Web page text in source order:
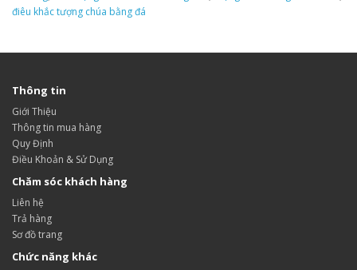
điêu khắc tượng chúa bằng đá
Thông tin
Giới Thiệu
Thông tin mua hàng
Quy Định
Điều Khoản & Sử Dụng
Chăm sóc khách hàng
Liên hệ
Trả hàng
Sơ đồ trang
Chức năng khác